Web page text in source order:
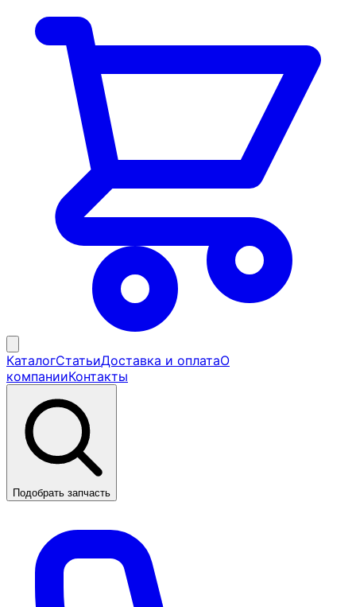
КаталогСтатьиДоставка и оплатаО
компанииКонтакты
Подобрать запчасть